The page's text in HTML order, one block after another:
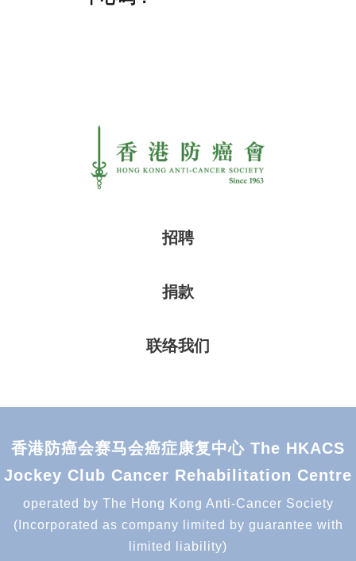
招聘
捐款
联络我们
香港防癌会赛马会癌症康复中心 The HKACS
Jockey Club Cancer Rehabilitation Centre
operated by The Hong Kong Anti-Cancer Society
(Incorporated as company limited by guarantee with
limited liability)